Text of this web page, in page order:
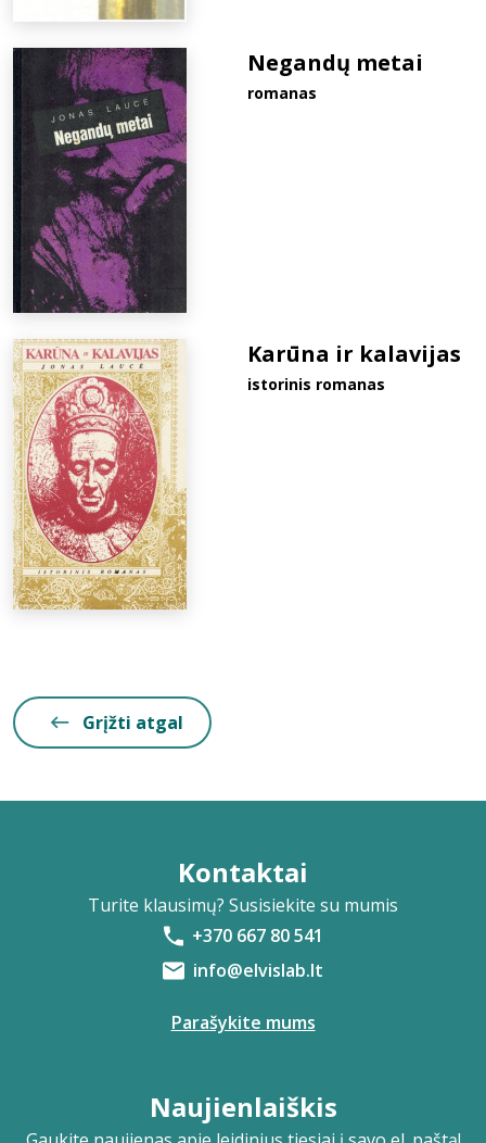
Negandų metai
romanas
Karūna ir kalavijas
istorinis romanas
Grįžti atgal
Kontaktai
Turite klausimų? Susisiekite su mumis
+370 667 80 541
info@elvislab.lt
Parašykite mums
Naujienlaiškis